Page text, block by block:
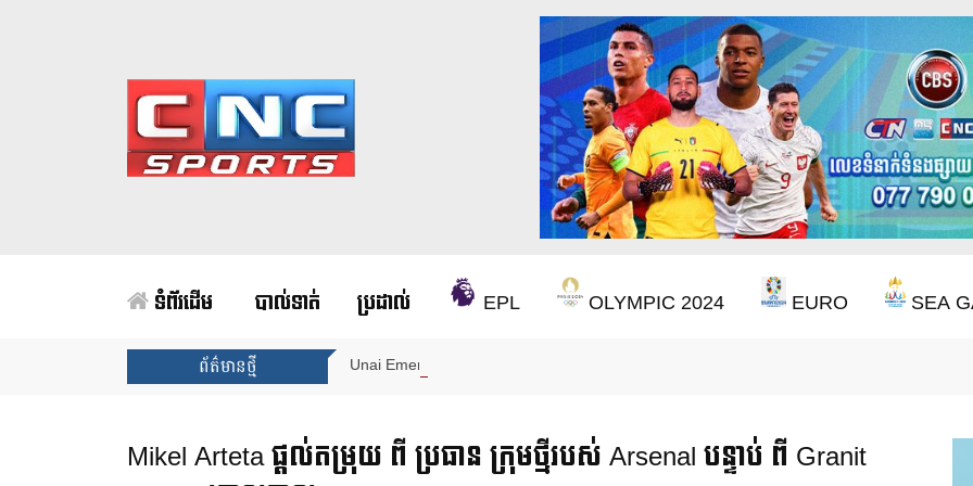
ទំព័រដើម បាល់ទាត់ ប្រដាល់ EPL OLYMPIC 2024 EURO SEA
ព័ត៌មានថ្មី Unai Emery សន្យាថានឹងឈ្នះពានរង្វាន់បន្ថែមទៀត បន្ទាប់ពី Aston Villa ឈ្នះពាន Europa League
Mikel Arteta ផ្ដល់តម្រុយ ពី ប្រធាន ក្រុមថ្មីរបស់ Arsenal បន្ទាប់ ពី Granit